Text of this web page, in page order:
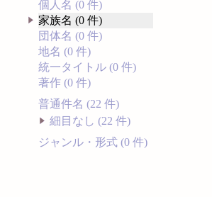
個人名 (0 件)
家族名 (0 件)
団体名 (0 件)
地名 (0 件)
統一タイトル (0 件)
著作 (0 件)
普通件名 (22 件)
細目なし (22 件)
ジャンル・形式 (0 件)